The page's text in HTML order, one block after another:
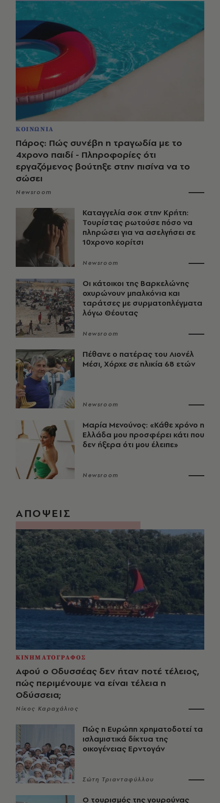
ΚΟΙΝΩΝΙΑ
Πάρος: Πώς συνέβη η τραγωδία με το
4χρονο παιδί - Πληροφορίες ότι
εργαζόμενος βούτηξε στην πισίνα να το
σώσει
Newsroom
Καταγγελία σοκ στην Κρήτη:
Τουρίστας ρωτούσε πόσο να
πληρώσει για να ασελγήσει σε
10χρονο κορίτσι
Newsroom
Οι κάτοικοι της Βαρκελώνης
οχυρώνουν μπαλκόνια και
ταράτσες με συρματοπλέγματα
λόγω Θέουτας
Newsroom
Πέθανε ο πατέρας του Λιονέλ
Μέσι, Χόρχε σε ηλικία 68 ετών
Newsroom
Μαρία Μενούνος: «Κάθε χρόνο η
Ελλάδα μου προσφέρει κάτι που
δεν ήξερα ότι μου έλειπε»
Newsroom
ΑΠΟΨΕΙΣ
ΚΙΝΗΜΑΤΟΓΡΑΦΟΣ
Αφού ο Οδυσσέας δεν ήταν ποτέ τέλειος,
πώς περιμένουμε να είναι τέλεια η
Οδύσσεια;
Νίκος Καραχάλιος
Πώς η Ευρώπη χρηματοδοτεί τα
ισλαμιστικά δίκτυα της
οικογένειας Ερντογάν
Σώτη Τριανταφύλλου
Ο τουρισμός της γουρούνας